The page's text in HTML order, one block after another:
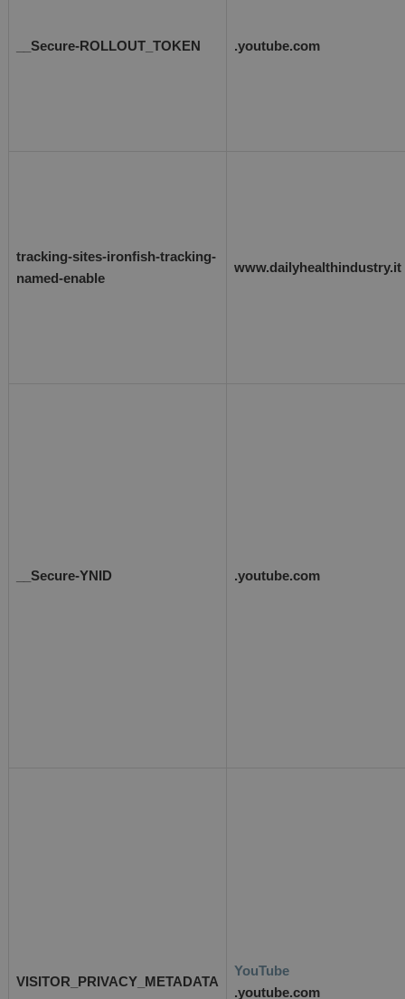
__Secure-ROLLOUT_TOKEN .youtube.com
tracking-sites-ironfish-tracking-
named-enable
www.dailyhealthindustry.it
__Secure-YNID .youtube.com
VISITOR_PRIVACY_METADATA
YouTube
.youtube.com